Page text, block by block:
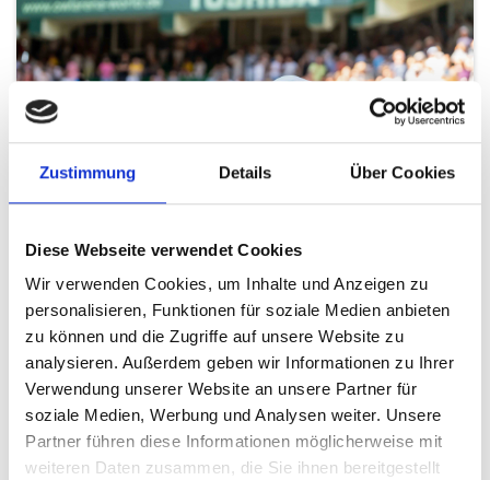
Zustimmung Details Über Cookies
Diese Webseite verwendet Cookies
Wir verwenden Cookies, um Inhalte und Anzeigen zu
personalisieren, Funktionen für soziale Medien anbieten
zu können und die Zugriffe auf unsere Website zu
analysieren. Außerdem geben wir Informationen zu Ihrer
Verwendung unserer Website an unsere Partner für
soziale Medien, Werbung und Analysen weiter. Unsere
Partner führen diese Informationen möglicherweise mit
weiteren Daten zusammen, die Sie ihnen bereitgestellt
Centre Court TV